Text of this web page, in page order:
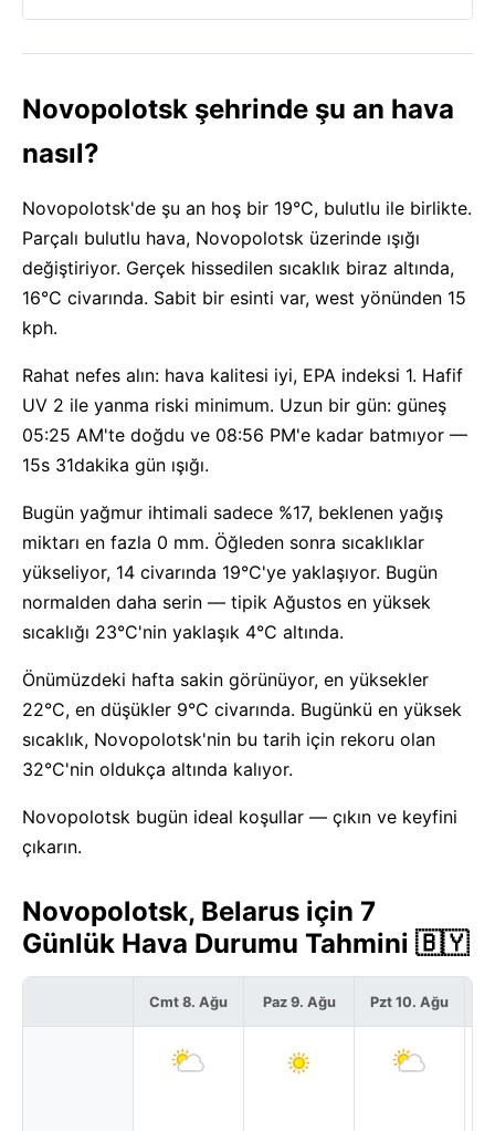
Novopolotsk şehrinde şu an hava
nasıl?
Novopolotsk'de şu an hoş bir 19°C, bulutlu ile birlikte.
Parçalı bulutlu hava, Novopolotsk üzerinde ışığı
değiştiriyor. Gerçek hissedilen sıcaklık biraz altında,
16°C civarında. Sabit bir esinti var, west yönünden 15
kph.
Rahat nefes alın: hava kalitesi iyi, EPA indeksi 1. Hafif
UV 2 ile yanma riski minimum. Uzun bir gün: güneş
05:25 AM'te doğdu ve 08:56 PM'e kadar batmıyor —
15s 31dakika gün ışığı.
Bugün yağmur ihtimali sadece %17, beklenen yağış
miktarı en fazla 0 mm. Öğleden sonra sıcaklıklar
yükseliyor, 14 civarında 19°C'ye yaklaşıyor. Bugün
normalden daha serin — tipik Ağustos en yüksek
sıcaklığı 23°C'nin yaklaşık 4°C altında.
Önümüzdeki hafta sakin görünüyor, en yüksekler
22°C, en düşükler 9°C civarında. Bugünkü en yüksek
sıcaklık, Novopolotsk'nin bu tarih için rekoru olan
32°C'nin oldukça altında kalıyor.
Novopolotsk bugün ideal koşullar — çıkın ve keyfini
çıkarın.
Novopolotsk, Belarus için 7
Günlük Hava Durumu Tahmini 🇧🇾
Cmt 8. Ağu Paz 9. Ağu Pzt 10. Ağu